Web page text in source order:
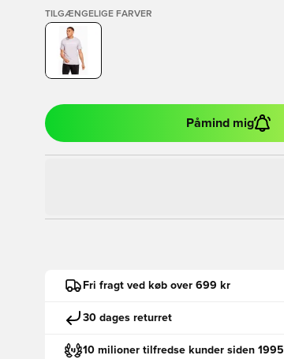
TILGÆNGELIGE FARVER
Påmind mig
Fri fragt ved køb over 699 kr
30 dages returret
10 milioner tilfredse kunder siden 1995